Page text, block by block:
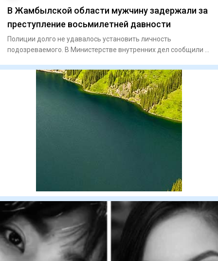
В Жамбылской области мужчину задержали за
преступление восьмилетней давности
Полиции долго не удавалось установить личность
подозреваемого. В Министерстве внутренних дел сообщили о